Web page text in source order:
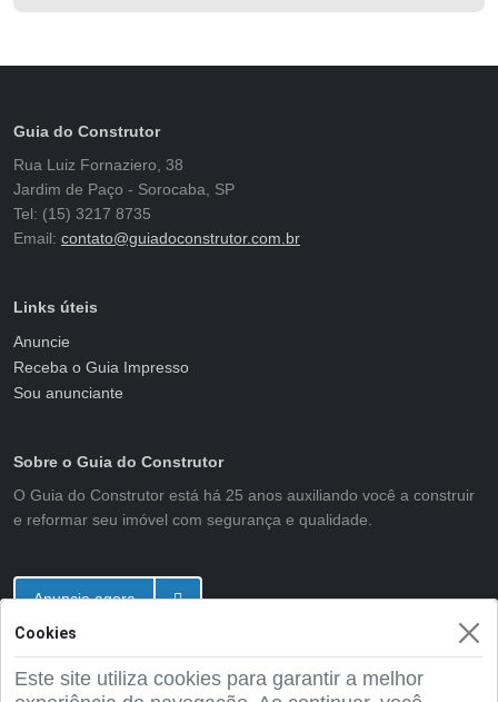
Guia do Construtor
Rua Luiz Fornaziero, 38
Jardim de Paço - Sorocaba, SP
Tel: (15) 3217 8735
Email: contato@guiadoconstrutor.com.br
Links úteis
Anuncie
Receba o Guia Impresso
Sou anunciante
Sobre o Guia do Construtor
O Guia do Construtor está há 25 anos auxiliando você a construir
e reformar seu imóvel com segurança e qualidade.
Anuncie agora
2001 - 2026 Guia do Construtor
Cookies
Este site utiliza cookies para garantir a melhor